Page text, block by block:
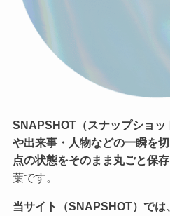
SNAPSHOT（スナップショッ
や出来事・人物などの一瞬を
点の状態をそのまま丸ごと保
葉です。
当サイト（SNAPSHOT）で